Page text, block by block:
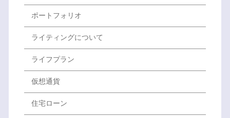
ポートフォリオ
ライティングについて
ライフプラン
仮想通貨
住宅ローン